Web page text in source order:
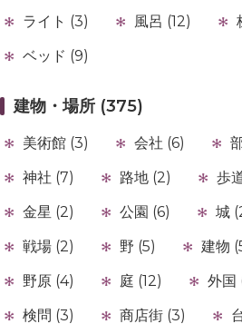
ライト (3)
風呂 (12)
ベッド (9)
建物・場所 (375)
美術館 (3) 会社 (6)
神社 (7)
路地 (2) 歩
金星 (2)
公園 (6) 城
戦場 (2)
野 (5) 建物
野原 (4)
庭 (12) 外国
検問 (3)
商店街 (3)